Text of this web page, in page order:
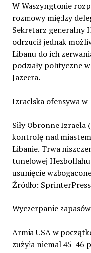
W Waszyngtonie
rozmowy między
Sekretarz generalny
odrzucił jednak
Libanu do ich
podziały polityczne
Jazeera.
Izraelska ofensywa w
Siły Obronne Izraela
kontrolę nad
Libanie. Trwa
tunelowej
usunięcie
Źródło:
Wyczerpanie
Armia USA w
zużyła niemal 45-46